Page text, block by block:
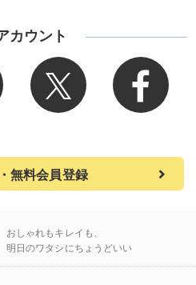
カウント
無料会員登録
おしゃれもキレイも、
明日のワタシにちょうどいい